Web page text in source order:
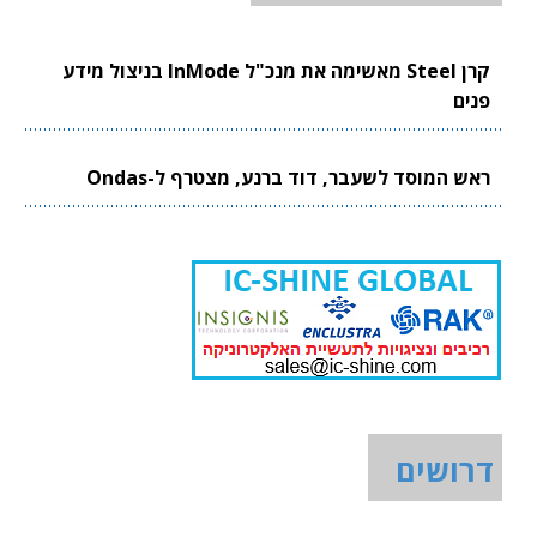
קרן Steel מאשימה את מנכ"ל InMode בניצול מידע
פנים
ראש המוסד לשעבר, דוד ברנע, מצטרף ל-Ondas
דרושים